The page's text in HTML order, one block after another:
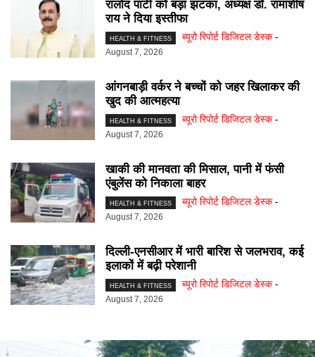
रालोद पार्टी को बड़ा झटका, अध्यक्ष डॉ. रामाशीष
राय ने दिया इस्तीफा
HEALTH & FITNESS ब्यूरो रिपोर्ट डिजिटल डेस्क -
August 7, 2026
आंगनबाड़ी वर्कर ने बच्चों को जहर खिलाकर की
खुद की आत्महत्या
HEALTH & FITNESS ब्यूरो रिपोर्ट डिजिटल डेस्क -
August 7, 2026
खाकी की मानवता की मिसाल, पानी में फंसी
एंबुलेंस को निकाला बाहर
HEALTH & FITNESS ब्यूरो रिपोर्ट डिजिटल डेस्क -
August 7, 2026
दिल्ली-एनसीआर में भारी बारिश से जलभराव, कई
इलाकों में बढ़ी परेशानी
HEALTH & FITNESS ब्यूरो रिपोर्ट डिजिटल डेस्क -
August 7, 2026